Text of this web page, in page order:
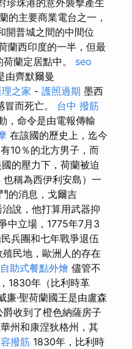
的主要商業電台之一，
開普城之間的中間位
蘭西印度的一半，但最
蘭定居點中。 seo
由齊默爾曼
之家 - 護照過期 墨西
而死亡。 台中 撥筋
，命令是由電報傳輸
在該國的歷史上，迄今
10％的北方男子，而
的壓力下，荷蘭被迫
稱為西伊利安島）一
的消息，戈爾吉
治說，他打算用武器抑
中立場，1775年7月3
兵團和七年戰爭退伍
民地，歐洲人的存在
自助式餐點外燴 儘管不
1830年（比利時革
廉·聖荷蘭國王是由盧森
收到了橙色納薩房子
州和康涅狄格州，其
撥筋 1830年，比利時